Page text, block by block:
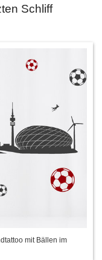
Schliff
mit Bällen im